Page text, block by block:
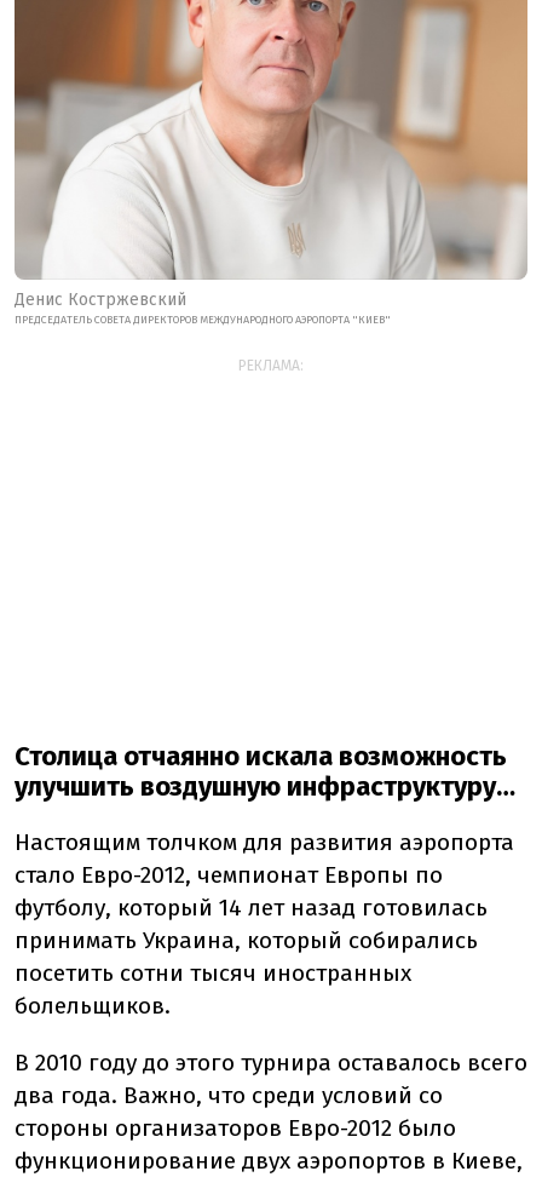
Денис Костржевский
ПРЕДСЕДАТЕЛЬ СОВЕТА ДИРЕКТОРОВ МЕЖДУНАРОДНОГО АЭРОПОРТА "КИЕВ"
РЕКЛАМА:
Столица отчаянно искала возможность
улучшить воздушную инфраструктуру…
Настоящим толчком для развития аэропорта
стало Евро-2012, чемпионат Европы по
футболу, который 14 лет назад готовилась
принимать Украина, который собирались
посетить сотни тысяч иностранных
болельщиков.
В 2010 году до этого турнира оставалось всего
два года. Важно, что среди условий со
стороны организаторов Евро-2012 было
функционирование двух аэропортов в Киеве,